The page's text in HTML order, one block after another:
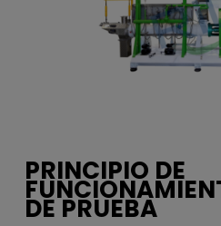
PRINCIPIO DE
DE PRUEBA